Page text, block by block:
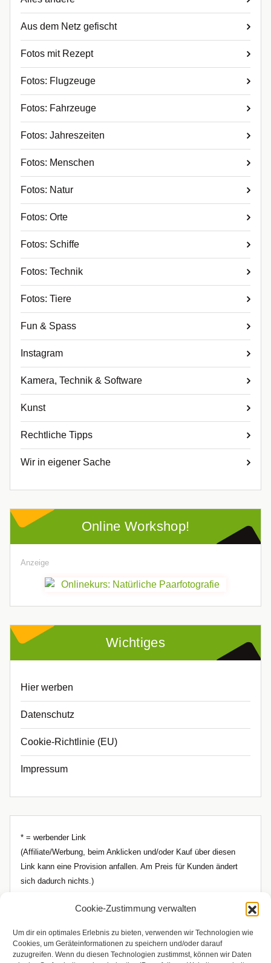
Cookie-Zustimmung verwalten
Um dir ein optimales Erlebnis zu bieten, verwenden wir Technologien wie
Cookies, um Geräteinformationen zu speichern und/oder darauf
zuzugreifen. Wenn du diesen Technologien zustimmst, können wir Daten
Aus dem Netz gefischt
Fotos mit Rezept
Fotos: Flugzeuge
Fotos: Fahrzeuge
Fotos: Jahreszeiten
Fotos: Menschen
Fotos: Natur
Fotos: Orte
Fotos: Schiffe
Fotos: Technik
Fotos: Tiere
Fun & Spass
Instagram
Kamera, Technik & Software
Kunst
Rechtliche Tipps
Wir in eigener Sache
Online Workshop!
Anzeige
Wichtiges
Hier werben
Datenschutz
Cookie-Richtlinie (EU)
Impressum
* = werbender Link
(Affiliate/Werbung, beim Anklicken und/oder Kauf über diesen
Link kann eine Provision anfallen. Am Preis für Kunden ändert
sich dadurch nichts.)